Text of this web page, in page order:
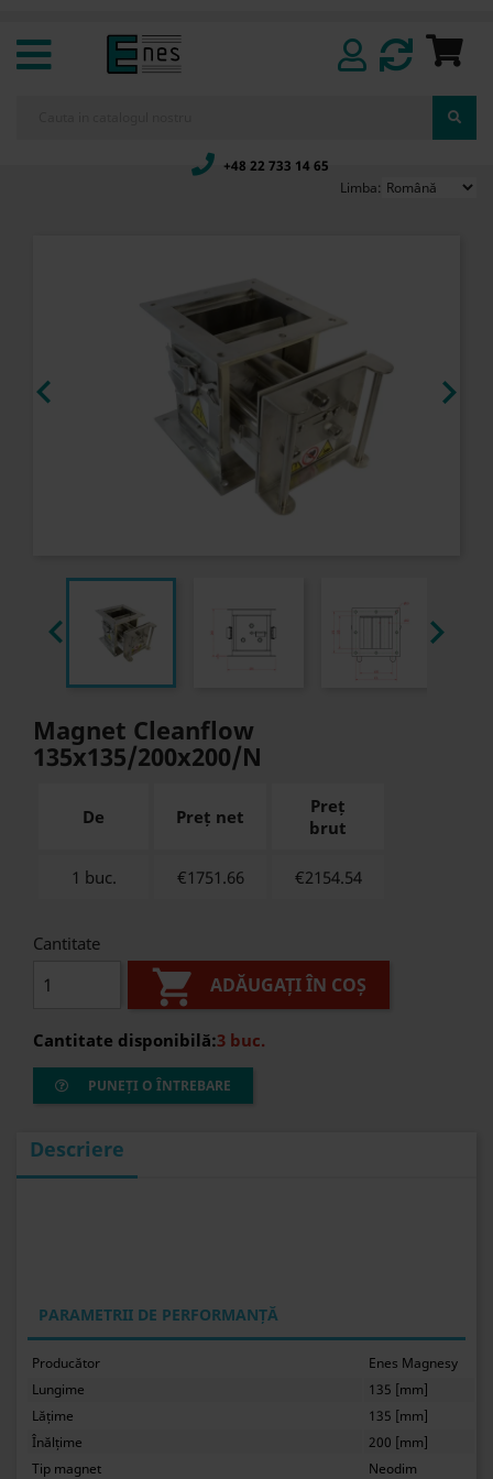
+48 22 733 14 65
Limba:
 
 
Magnet Cleanflow
135x135/200x200/N
De Preț net
Preț
brut
1 buc. €1751.66 €2154.54
Cantitate
 ADĂUGAȚI ÎN COȘ
Cantitate disponibilă:3 buc.
PUNEȚI O ÎNTREBARE
Descriere
PARAMETRII DE PERFORMANȚĂ
Producător
Enes Magnesy
Lungime
135 [mm]
Lățime
135 [mm]
Înălțime
200 [mm]
Tip magnet
Neodim